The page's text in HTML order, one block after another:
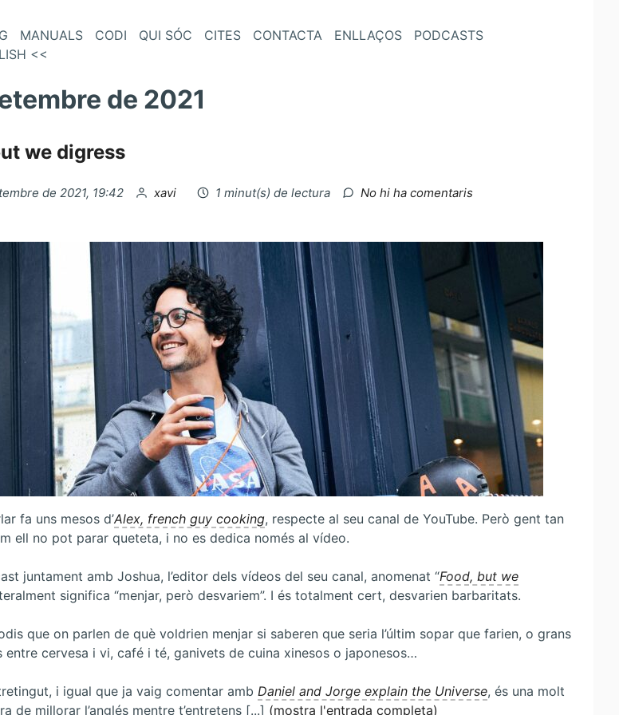
MANUALS CODI QUI SÓC CITES CONTACTA ENLLAÇOS
PODCASTS
<<
de 2021
we digress
de 2021, 19:42 per
xavi 1 minut(s) de lectura No hi ha comentaris
we
fa uns mesos d’Alex, french guy cooking, respecte al seu canal de YouTube. Però gent tan
ell no pot parar queteta, i no es dedica només al vídeo.
juntament amb Joshua, l’editor dels vídeos del seu canal, anomenat “Food, but we
significa “menjar, però desvariem”. I és totalment cert, desvarien barbaritats.
que on parlen de què voldrien menjar si saberen que seria l’últim sopar que farien, o grans
entre cervesa i vi, café i té, ganivets de cuina xinesos o japonesos…
i igual que ja vaig comentar amb Daniel and Jorge explain the Universe, és una molt
de millorar l’anglés mentre t’entretens [...] (mostra l'entrada completa)